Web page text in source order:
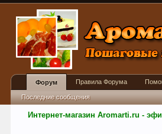
Интернет-магазин Aromarti.ru -
Форум
Последние сообщения
Правила Форума